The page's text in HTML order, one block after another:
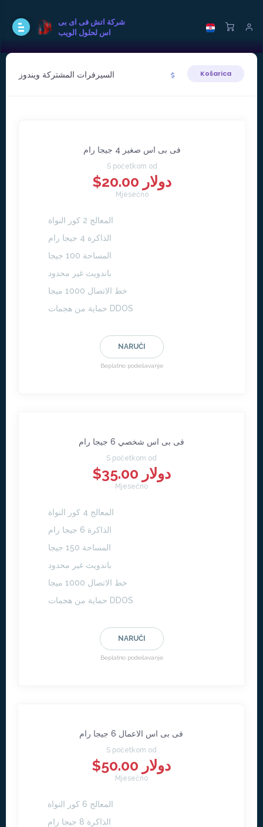
شركة اتش فى اى بى
اس لحلول الويب
السيرفرات المشتركة ويندوز Košarica
فى بى اس صغير 4 جيجا رام
S početkom od
$20.00 دولار
Mjesečno
المعالج 2 كور النواة
الذاكرة 4 جيجا رام
المساحة 100 جيجا
باندويث غير محدود
خط الاتصال 1000 ميجا
حماية من هجمات DDOS
NARUČI
Beplatno podešavanje
فى بى اس شخصي 6 جيجا رام
S početkom od
$35.00 دولار
Mjesečno
المعالج 4 كور النواة
الذاكرة 6 جيجا رام
المساحة 150 جيجا
باندويث غير محدود
خط الاتصال 1000 ميجا
حماية من هجمات DDOS
NARUČI
Beplatno podešavanje
فى بى اس الاعمال 6 جيجا رام
S početkom od
$50.00 دولار
Mjesečno
المعالج 6 كور النواة
الذاكرة 8 جيجا رام